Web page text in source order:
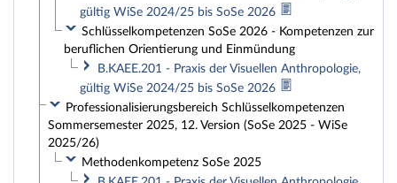
gültig WiSe 2024/25 bis SoSe 2026
Schlüsselkompetenzen SoSe 2026 - Kompetenzen zur
beruflichen Orientierung und Einmündung
B.KAEE.201 - Praxis der Visuellen Anthropologie,
gültig WiSe 2024/25 bis SoSe 2026
Professionalisierungsbereich Schlüsselkompetenzen
Sommersemester 2025, 12. Version (SoSe 2025 - WiSe
2025/26)
Methodenkompetenz SoSe 2025